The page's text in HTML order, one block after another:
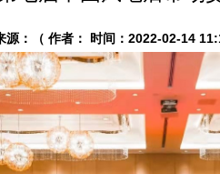
源：（ 作者： 时间：2022-02-14